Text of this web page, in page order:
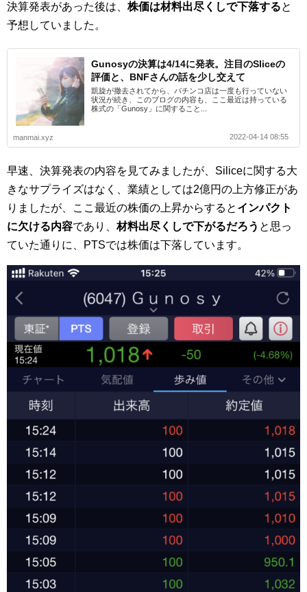
決算発表があった後は、 株価は材料出尽くしで下落すると
予想していました。
Gunosyの決算は4/14に発表。注目のSliceの
評価と、BNFさんの話を少し交えて
凱旋が撤去されてから、パチンコ店は一度も行っていない
状況が続き、このブログの内容も、ここ最近は持っている
株式の「Gunosy」に関すること...
manmai.xyz 2022-04-14 08:55
早速、決算発表の内容を見てみましたが、Siliceに関する大
きなサプライズはなく、業績としては2億円の上方修正があ
りましたが、ここ最近の株価の上昇からすると インパクト
に欠ける内容であり、材料出尽くしで下がるだろう と思っ
ていた通りに、PTSでは株価は下落しています。